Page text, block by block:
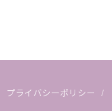
プライバシーポリシー